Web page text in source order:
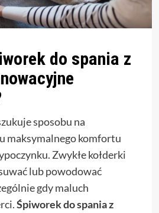
do spania z
sposobu na
maksymalnego komfortu
Zwykłe kołderki
lub powodować
gdy maluch
Śpiworek do spania z